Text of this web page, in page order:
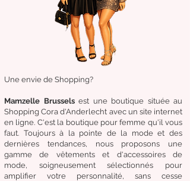
Une envie de Shopping?
Mamzelle Brussels est une boutique située au
Shopping Cora d'Anderlecht avec un site internet
en ligne. C'est la boutique pour femme qu'il vous
faut. Toujours à la pointe de la mode et des
dernières tendances, nous proposons une
gamme de vêtementset d'accessoires de
mode,
soigneusementsélectionnés pour
amplifier votre personnalité, sans cesse